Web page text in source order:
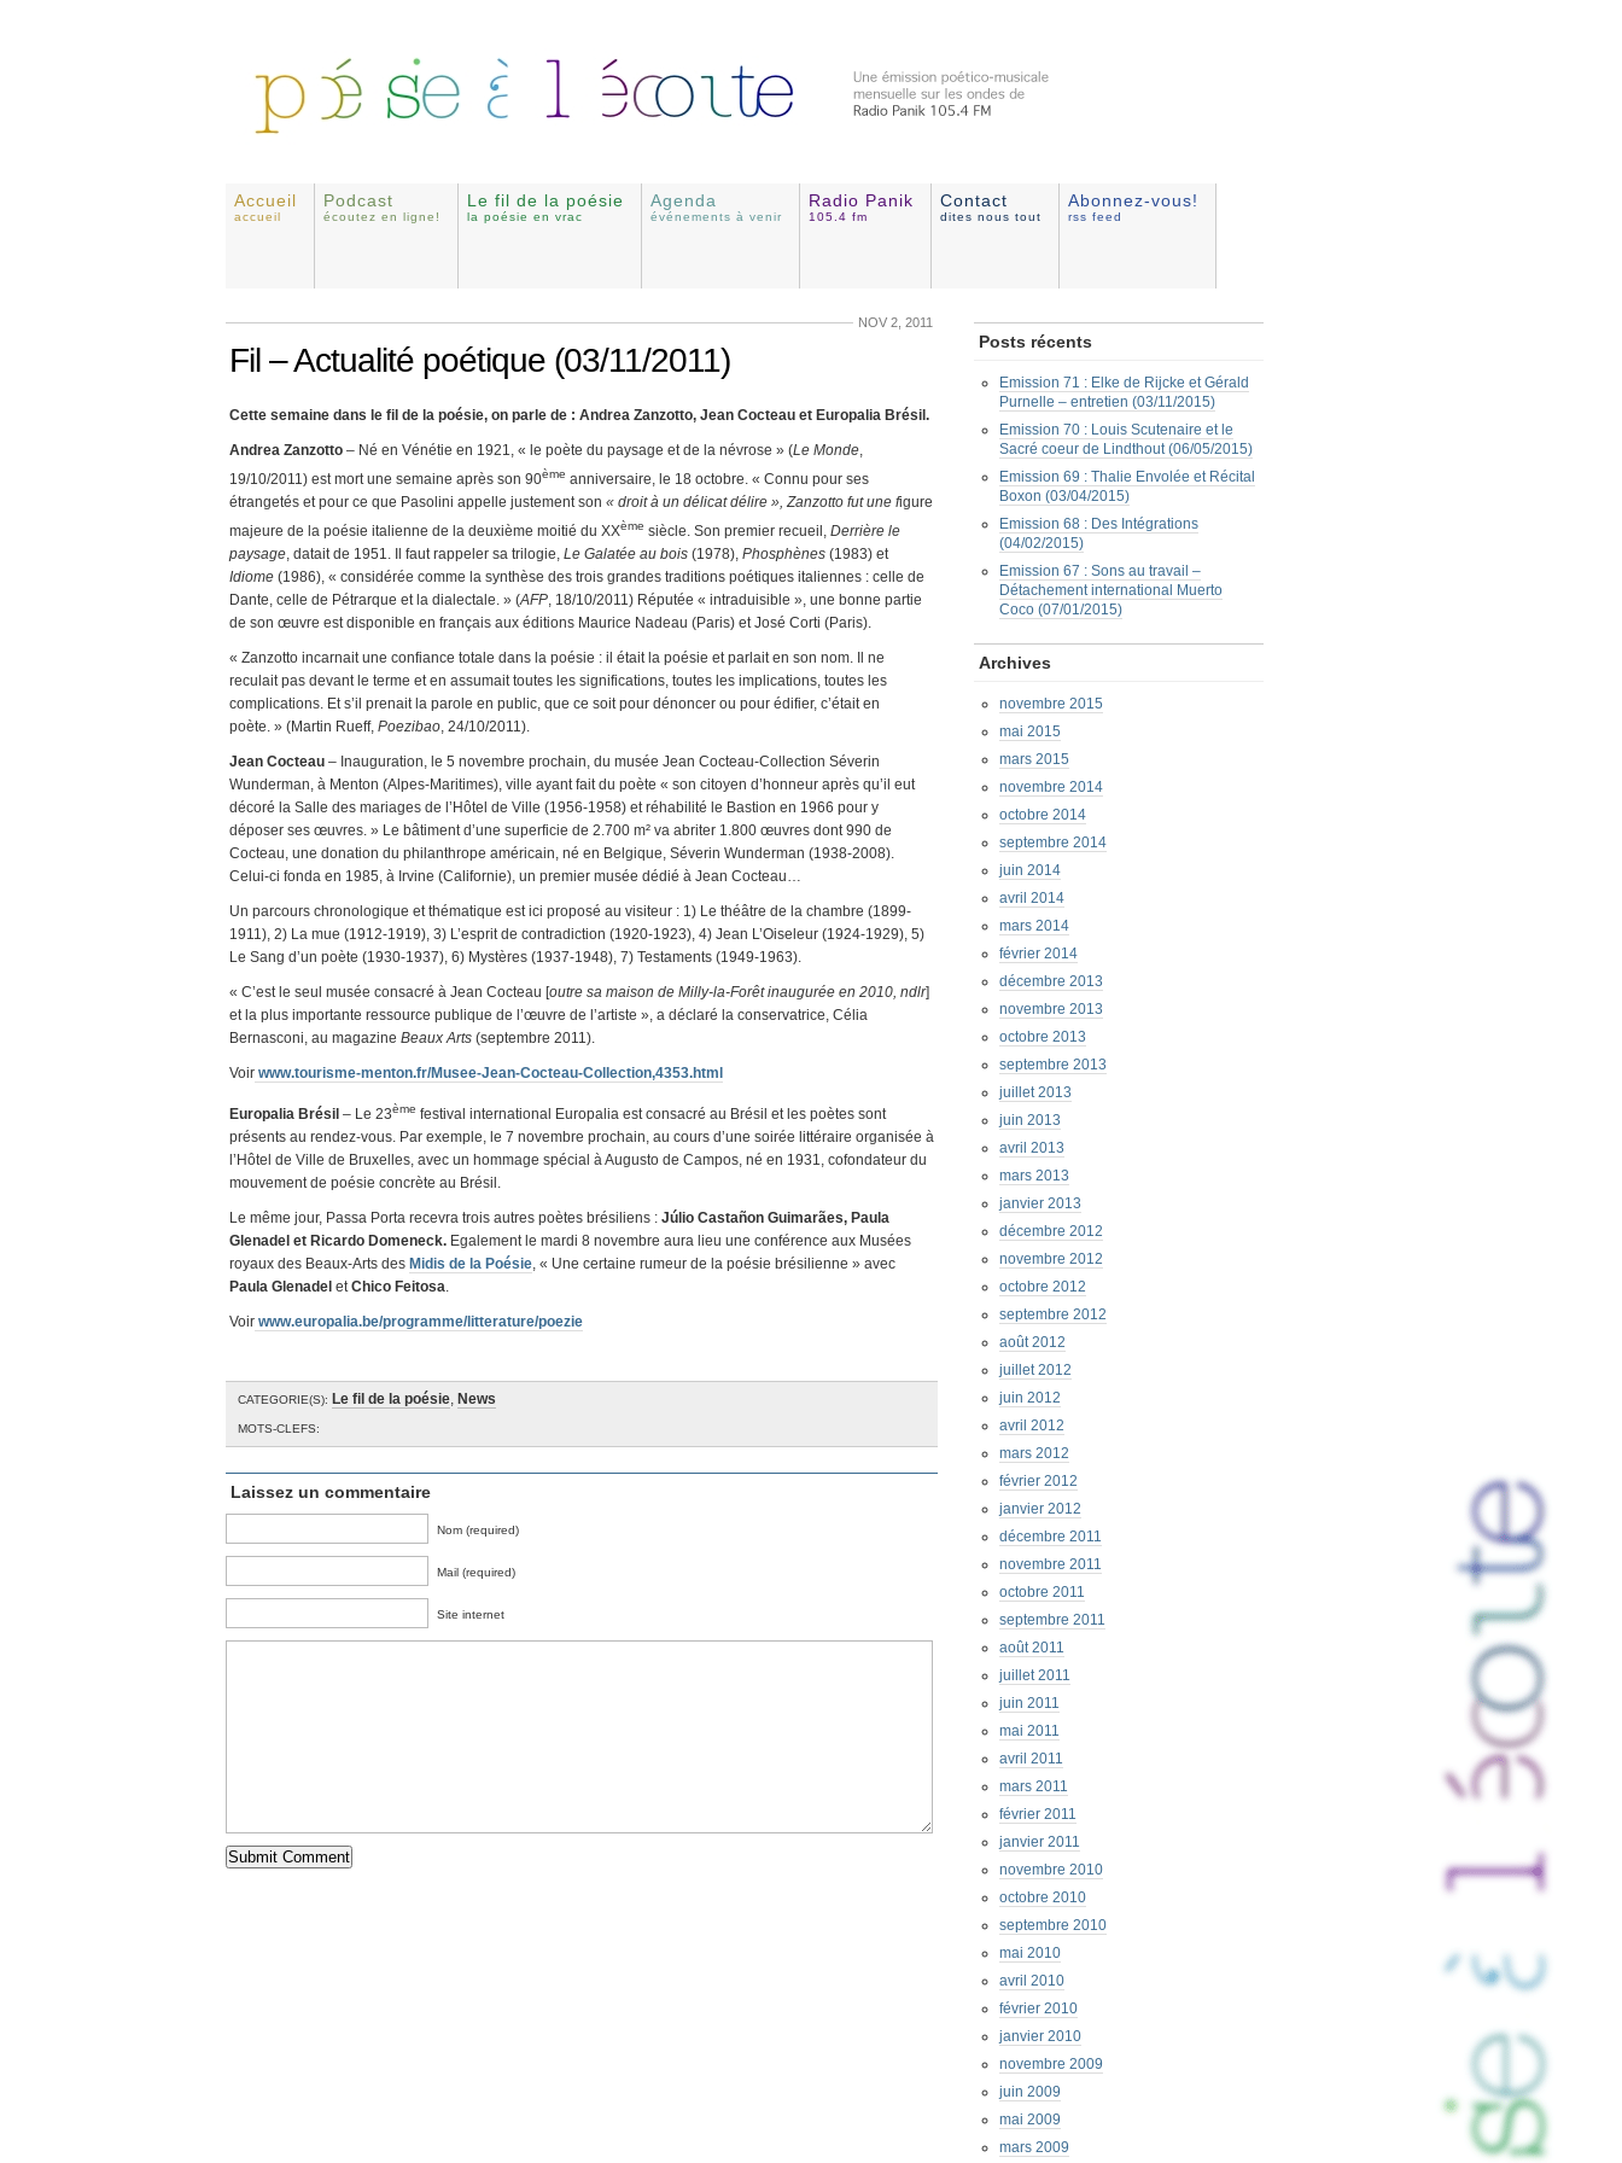
Accueil
accueil
Podcast
écoutez en ligne!
Le fil de la poésie
la poésie en vrac
Agenda
événements à venir
Radio Panik
105.4 fm
Contact
dites nous tout
Abonnez-vous!
rss feed
NOV 2, 2011
Fil – Actualité poétique (03/11/2011)
Cette semaine dans le fil de la poésie, on parle de : Andrea Zanzotto, Jean Cocteau et Europalia Brésil.
Andrea Zanzotto – Né en Vénétie en 1921, « le poète du paysage et de la névrose » (Le Monde,
19/10/2011) est mort une semaine après son 90ème anniversaire, le 18 octobre. « Connu pour ses
étrangetés et pour ce que Pasolini appelle justement son « droit à un délicat délire », Zanzotto fut une figure
majeure de la poésie italienne de la deuxième moitié du XXème siècle. Son premier recueil, Derrière le
paysage, datait de 1951. Il faut rappeler sa trilogie, Le Galatée au bois (1978), Phosphènes (1983) et
Idiome (1986), « considérée comme la synthèse des trois grandes traditions poétiques italiennes : celle de
Dante, celle de Pétrarque et la dialectale. » (AFP, 18/10/2011) Réputée « intraduisible », une bonne partie
de son œuvre est disponible en français aux éditions Maurice Nadeau (Paris) et José Corti (Paris).
« Zanzotto incarnait une confiance totale dans la poésie : il était la poésie et parlait en son nom. Il ne
reculait pas devant le terme et en assumait toutes les significations, toutes les implications, toutes les
complications. Et s’il prenait la parole en public, que ce soit pour dénoncer ou pour édifier, c’était en
poète. » (Martin Rueff, Poezibao, 24/10/2011).
Jean Cocteau – Inauguration, le 5 novembre prochain, du musée Jean Cocteau-Collection Séverin
Wunderman, à Menton (Alpes-Maritimes), ville ayant fait du poète « son citoyen d’honneur après qu’il eut
décoré la Salle des mariages de l’Hôtel de Ville (1956-1958) et réhabilité le Bastion en 1966 pour y
déposer ses œuvres. » Le bâtiment d’une superficie de 2.700 m² va abriter 1.800 œuvres dont 990 de
Cocteau, une donation du philanthrope américain, né en Belgique, Séverin Wunderman (1938-2008).
Celui-ci fonda en 1985, à Irvine (Californie), un premier musée dédié à Jean Cocteau…
Un parcours chronologique et thématique est ici proposé au visiteur : 1) Le théâtre de la chambre (1899-
1911), 2) La mue (1912-1919), 3) L’esprit de contradiction (1920-1923), 4) Jean L’Oiseleur (1924-1929), 5)
Le Sang d’un poète (1930-1937), 6) Mystères (1937-1948), 7) Testaments (1949-1963).
« C’est le seul musée consacré à Jean Cocteau [outre sa maison de Milly-la-Forêt inaugurée en 2010, ndlr]
et la plus importante ressource publique de l’œuvre de l’artiste », a déclaré la conservatrice, Célia
Bernasconi, au magazine Beaux Arts (septembre 2011).
Voir www.tourisme-menton.fr/Musee-Jean-Cocteau-Collection,4353.html
Europalia Brésil – Le 23ème festival international Europalia est consacré au Brésil et les poètes sont
présents au rendez-vous. Par exemple, le 7 novembre prochain, au cours d’une soirée littéraire organisée à
l’Hôtel de Ville de Bruxelles, avec un hommage spécial à Augusto de Campos, né en 1931, cofondateur du
mouvement de poésie concrète au Brésil.
Le même jour, Passa Porta recevra trois autres poètes brésiliens : Júlio Castañon Guimarães, Paula
Glenadel et Ricardo Domeneck. Egalement le mardi 8 novembre aura lieu une conférence aux Musées
royaux des Beaux-Arts des Midis de la Poésie, « Une certaine rumeur de la poésie brésilienne » avec
Paula Glenadel etChico Feitosa.
Voir www.europalia.be/programme/litterature/poezie
CATEGORIE(S): Le fil de la poésie, News
MOTS-CLEFS:
Laissez un commentaire
Nom (required)
Mail (required)
Site internet
Posts récents
Emission 71 : Elke de Rijcke et Gérald
Purnelle – entretien (03/11/2015)
Emission 70 : Louis Scutenaire et le
Sacré coeur de Lindthout (06/05/2015)
Emission 69 : Thalie Envolée et Récital
Boxon (03/04/2015)
Emission 68 : Des Intégrations
(04/02/2015)
Emission 67 : Sons au travail –
Détachement international Muerto
Coco (07/01/2015)
Archives
novembre 2015
mai 2015
mars 2015
novembre 2014
octobre 2014
septembre 2014
juin 2014
avril 2014
mars 2014
février 2014
décembre 2013
novembre 2013
octobre 2013
septembre 2013
juillet 2013
juin 2013
avril 2013
mars 2013
janvier 2013
décembre 2012
novembre 2012
octobre 2012
septembre 2012
août 2012
juillet 2012
juin 2012
avril 2012
mars 2012
février 2012
janvier 2012
décembre 2011
novembre 2011
octobre 2011
septembre 2011
août 2011
juillet 2011
juin 2011
mai 2011
avril 2011
mars 2011
février 2011
janvier 2011
novembre 2010
octobre 2010
septembre 2010
mai 2010
avril 2010
février 2010
janvier 2010
novembre 2009
juin 2009
mai 2009
mars 2009